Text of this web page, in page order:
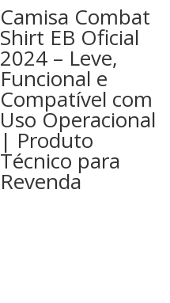
Camisa Combat
Shirt EB Oficial
2024 – Leve,
Funcional e
Compatível com
Uso Operacional
| Produto
Técnico para
Revenda